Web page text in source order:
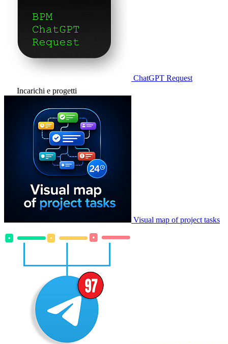
ChatGPT Request
Incarichi e progetti
Visual map of project tasks